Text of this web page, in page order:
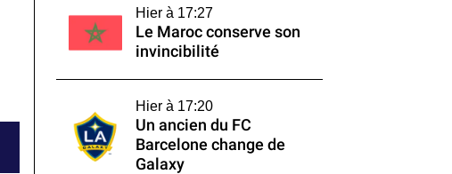
Hier à 17:27
Le Maroc conserve son
invincibilité
Hier à 17:20
Un ancien du FC
Barcelone change de
Galaxy